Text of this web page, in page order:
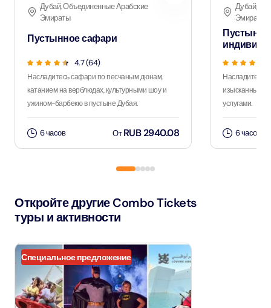
Дубай, Объединенные Арабские
Эмираты
Пустынное сафари
4.7 (64)
Насладитесь сафари по песчаным дюнам,
катанием на верблюдах, культурными шоу и
ужином-барбекю в пустыне Дубая.
6 часов ОтRUB 2940.08
Дубай,
Эмираты
Насладитесь
изысканным
услугами.
6 часов
Откройте другие Combo Tickets
туры и активности
Специальное предложение